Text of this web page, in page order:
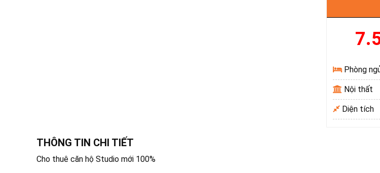
Phòng
Nội thất
Diện tích
THÔNG TIN CHI TIẾT
Cho thuê căn hộ Studio mới 100%